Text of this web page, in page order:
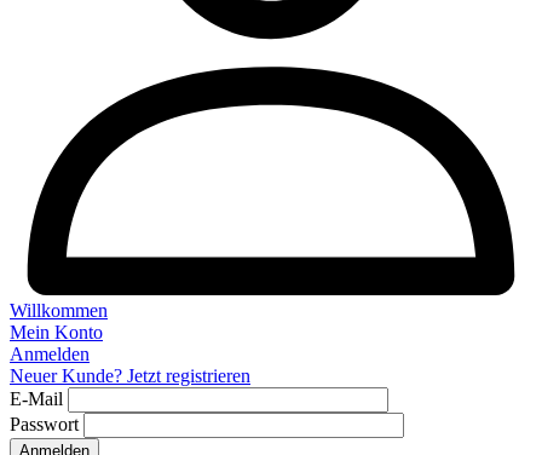
Willkommen
Mein Konto
Anmelden
Neuer Kunde? Jetzt registrieren
E-Mail
Passwort
Anmelden